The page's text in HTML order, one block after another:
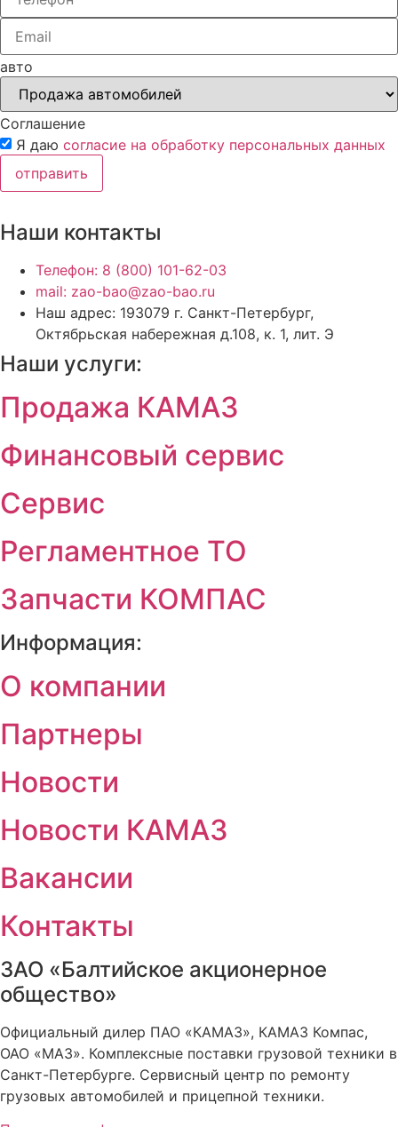
авто
Соглашение
Я даю согласие на обработку персональных данных
отправить
Наши контакты
Телефон: 8 (800) 101-62-03
mail: zao-bao@zao-bao.ru
Наш адрес: 193079 г. Санкт-Петербург,
Октябрьская набережная д.108, к. 1, лит. Э
Наши услуги:
Продажа КАМАЗ
Финансовый сервис
Сервис
Регламентное ТО
Запчасти КОМПАС
Информация:
О компании
Партнеры
Новости
Новости КАМАЗ
Вакансии
Контакты
ЗАО «Балтийское акционерное
общество»
Официальный дилер ПАО «КАМАЗ», КАМАЗ Компас,
ОАО «МАЗ». Комплексные поставки грузовой техники в
Санкт-Петербурге. Сервисный центр по ремонту
грузовых автомобилей и прицепной техники.